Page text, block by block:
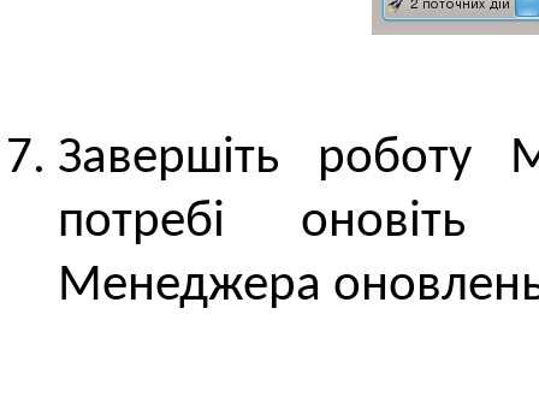
Завершіть роботу
потребі
Менеджера